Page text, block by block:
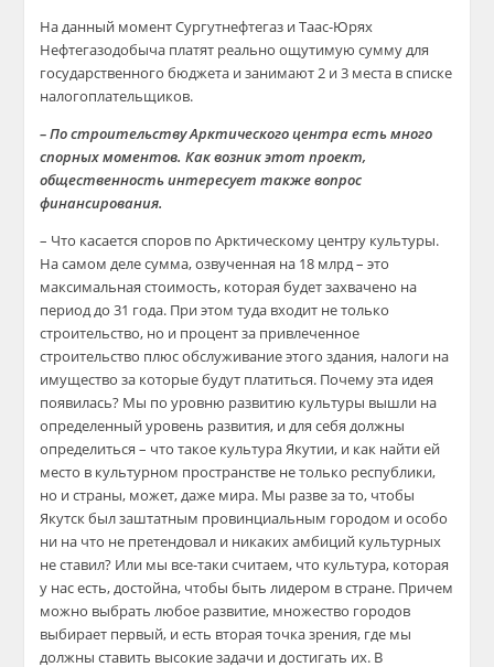
На данный момент Сургутнефтегаз и Таас-Юрях
Нефтегазодобыча платят реально ощутимую сумму для
государственного бюджета и занимают 2 и 3 места в списке
налогоплательщиков.
– По строительству Арктического центра есть много
спорных моментов. Как возник этот проект,
общественность интересует также вопрос
финансирования.
– Что касается споров по Арктическому центру культуры.
На самом деле сумма, озвученная на 18 млрд – это
максимальная стоимость, которая будет захвачено на
период до 31 года. При этом туда входит не только
строительство, но и процент за привлеченное
строительство плюс обслуживание этого здания, налоги на
имущество за которые будут платиться. Почему эта идея
появилась? Мы по уровню развитию культуры вышли на
определенный уровень развития, и для себя должны
определиться – что такое культура Якутии, и как найти ей
место в культурном пространстве не только республики,
но и страны, может, даже мира. Мы разве за то, чтобы
Якутск был заштатным провинциальным городом и особо
ни на что не претендовал и никаких амбиций культурных
не ставил? Или мы все-таки считаем, что культура, которая
у нас есть, достойна, чтобы быть лидером в стране. Причем
можно выбрать любое развитие, множество городов
выбирает первый, и есть вторая точка зрения, где мы
должны ставить высокие задачи и достигать их. В